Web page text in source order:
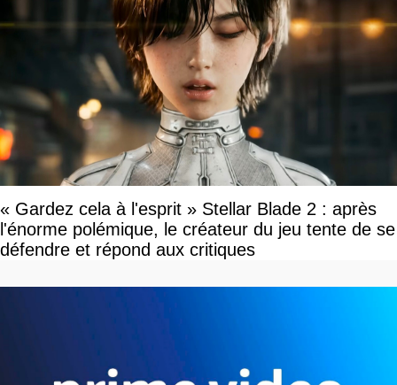
« Gardez cela à l'esprit » Stellar Blade 2 : après
l'énorme polémique, le créateur du jeu tente de se
défendre et répond aux critiques